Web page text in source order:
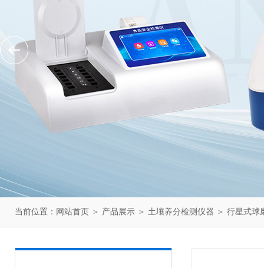
当前位置： 网站首页 ＞ 产品展示 ＞ 土壤养分检测仪器 ＞ 行星式球